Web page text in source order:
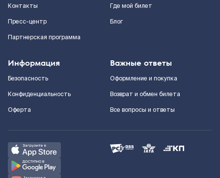
Контакты
Пресс-центр
Партнерская программа
Где мой билет
Блог
Информация
Безопасность
Конфиденциальность
Оферта
Важные ответы
Оформление и покупка
Возврат и обмен билета
Все вопросы и ответы